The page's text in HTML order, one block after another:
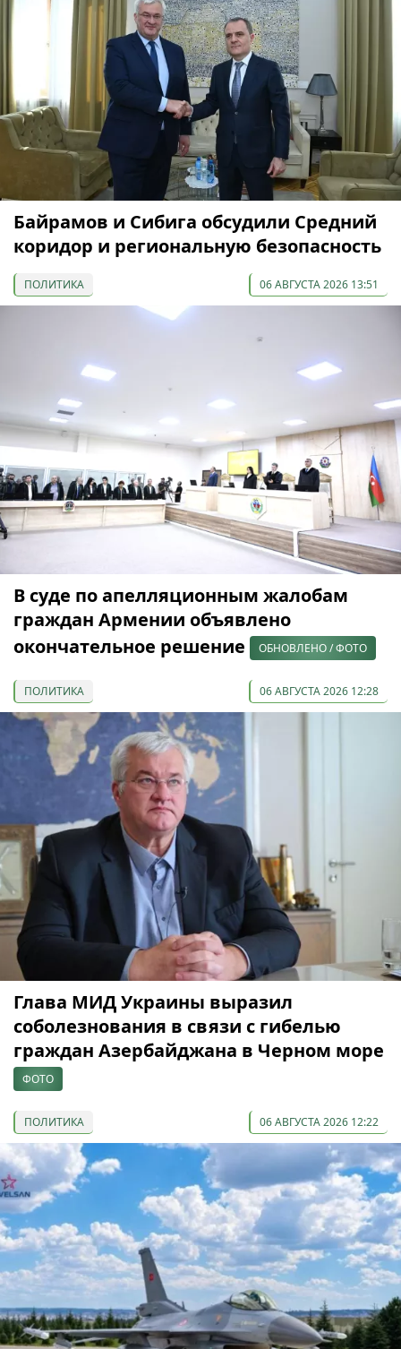
Байрамов и Сибига обсудили Средний
коридор и региональную безопасность
ПОЛИТИКА 06 АВГУСТА 2026 13:51
В суде по апелляционным жалобам
граждан Армении объявлено
окончательное решение
ОБНОВЛЕНО / ФОТО
ПОЛИТИКА 06 АВГУСТА 2026 12:28
Глава МИД Украины выразил
соболезнования в связи с гибелью
граждан Азербайджана в Черном море
ФОТО
ПОЛИТИКА 06 АВГУСТА 2026 12:22